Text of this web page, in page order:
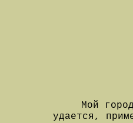
Мой
удается,